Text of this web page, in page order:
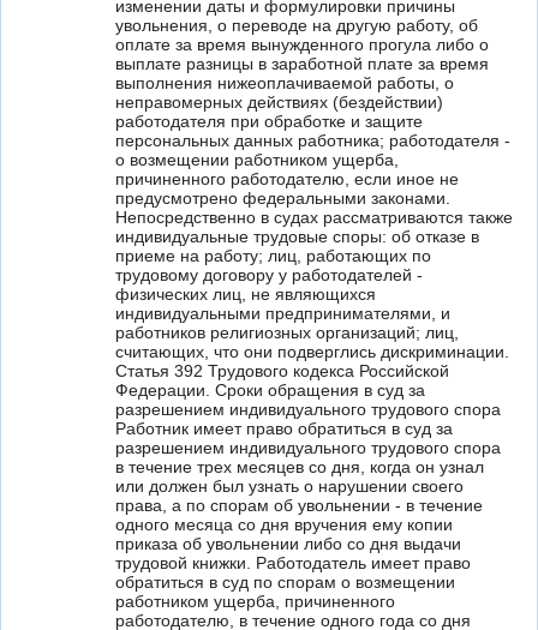
изменении даты и формулировки причины
увольнения, о переводе на другую работу, об
оплате за время вынужденного прогула либо о
выплате разницы в заработной плате за время
выполнения нижеоплачиваемой работы, о
неправомерных действиях (бездействии)
работодателя при обработке и защите
персональных данных работника; работодателя -
о возмещении работником ущерба,
причиненного работодателю, если иное не
предусмотрено федеральными законами.
Непосредственно в судах рассматриваются также
индивидуальные трудовые споры: об отказе в
приеме на работу; лиц, работающих по
трудовому договору у работодателей -
физических лиц, не являющихся
индивидуальными предпринимателями, и
работников религиозных организаций; лиц,
считающих, что они подверглись дискриминации.
Статья 392 Трудового кодекса Российской
Федерации. Сроки обращения в суд за
разрешением индивидуального трудового спора
Работник имеет право обратиться в суд за
разрешением индивидуального трудового спора
в течение трех месяцев со дня, когда он узнал
или должен был узнать о нарушении своего
права, а по спорам об увольнении - в течение
одного месяца со дня вручения ему копии
приказа об увольнении либо со дня выдачи
трудовой книжки. Работодатель имеет право
обратиться в суд по спорам о возмещении
работником ущерба, причиненного
работодателю, в течение одного года со дня